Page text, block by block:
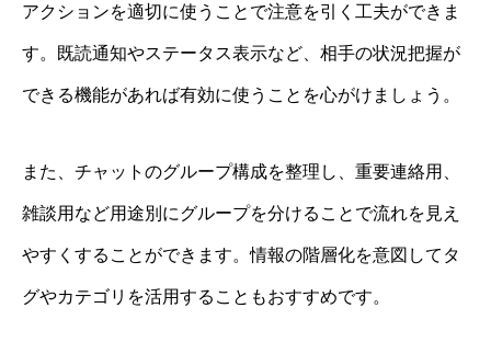
アクションを適切に使うことで注意を引く工夫ができま
す。既読通知やステータス表示など、相手の状況把握が
できる機能があれば有効に使うことを心がけましょう。
また、チャットのグループ構成を整理し、重要連絡用、
雑談用など用途別にグループを分けることで流れを見え
やすくすることができます。情報の階層化を意図してタ
グやカテゴリを活用することもおすすめです。